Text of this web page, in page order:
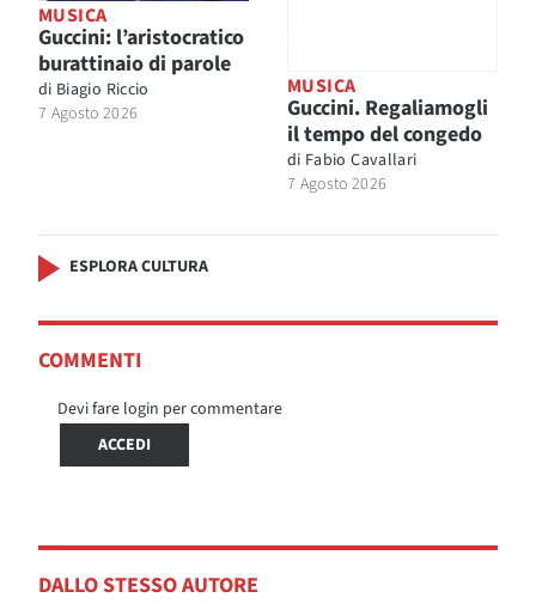
MUSICA
Guccini: l’aristocratico
burattinaio di parole
di Biagio Riccio
7 Agosto 2026
MUSICA
Guccini. Regaliamogli
il tempo del congedo
di Fabio Cavallari
7 Agosto 2026
ESPLORA CULTURA
COMMENTI
Devi fare login per commentare
ACCEDI
DALLO STESSO AUTORE